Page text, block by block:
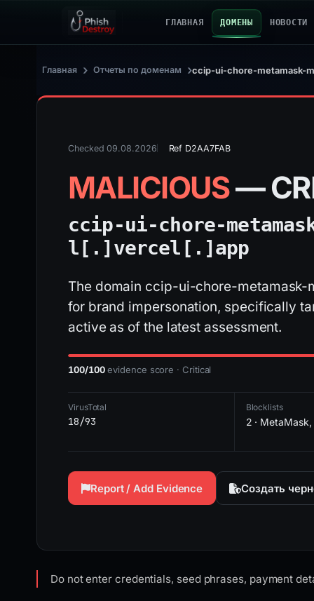
ГЛАВНАЯ ДОМЕНЫ НОВОСТИ
Главная › Отчеты по доменам ›ccip-ui-chore-metamask-
Checked 09.08.2026 Ref D2AA7FAB
MALICIOUS—
ccip-ui-chore-
l[.] vercel[.]app
The domain ccip-ui-chore-
for brand impersonation, specifically
active as of the latest assessment.
100/100evidence score · Critical
VirusTotal
18/93
Blocklists
2 · MetaMask,
Report / Add Evidence Создать
Do not enter credentials, seed phrases, payment